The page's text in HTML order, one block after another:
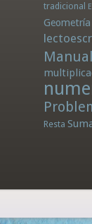
tradicional
Geometría
Resta